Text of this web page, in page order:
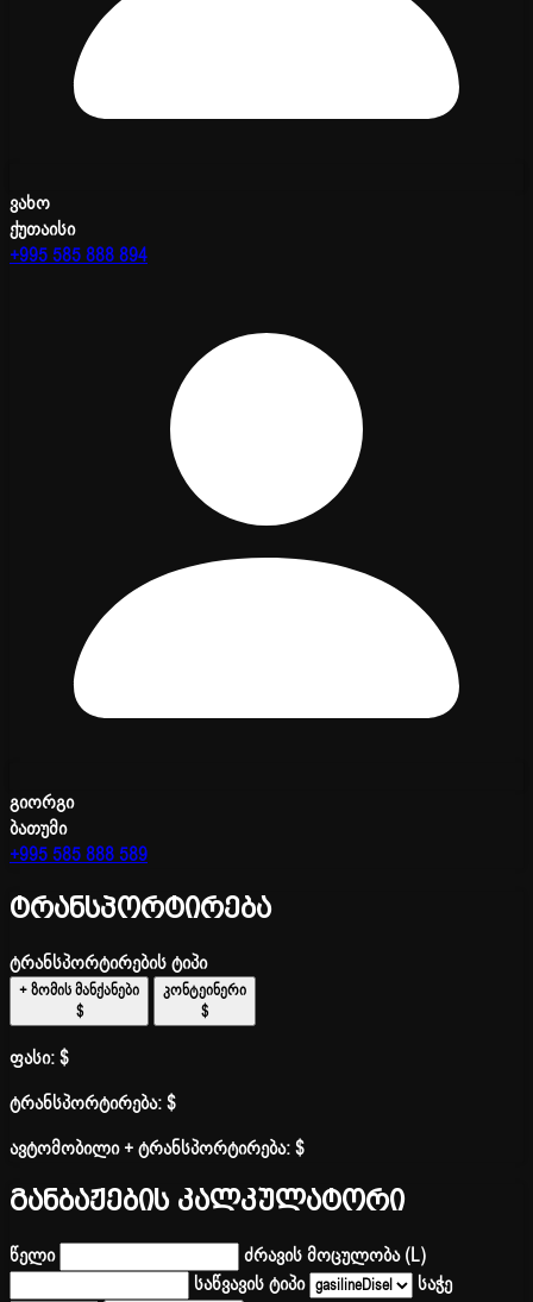
ვახო
ქუთაისი
+995 585 888 894
გიორგი
ბათუმი
+995 585 888 589
ტრანსპორტირება
ტრანსპორტირების ტიპი
+ ზომის მანქანები
$
კონტეინერი
$
ფასი:$
ტრანსპორტირება:$
ავტომობილი + ტრანსპორტირება:$
განბაჟების კალკულატორი
წელი
ძრავის მოცულობა (L)
საწვავის ტიპი
საჭე